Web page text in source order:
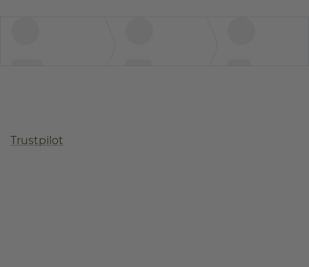
Trustpilot